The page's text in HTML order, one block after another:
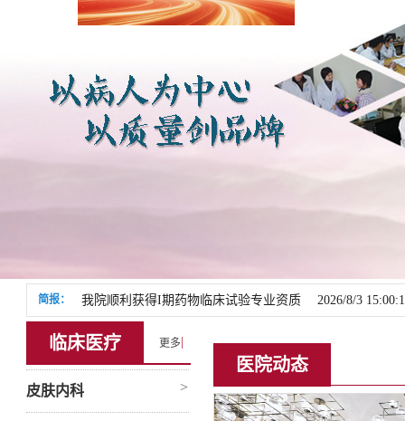
简报： 我院顺利获得I期药物临床试验专业资质 2026/8/3
临床医疗 更多
皮肤内科 >
医院动态